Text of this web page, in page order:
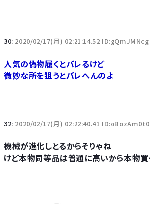
30: 2020/02/17(月) 02:21:14.52
人気の偽物履くとバレるけど
微妙な所を狙うとバレへんのよ
32: 2020/02/17(月) 02:22:40.41 ID:oBozAm0t0
機械が進化しとるからそりゃね
けど本物同等品は普通に高いから本物買